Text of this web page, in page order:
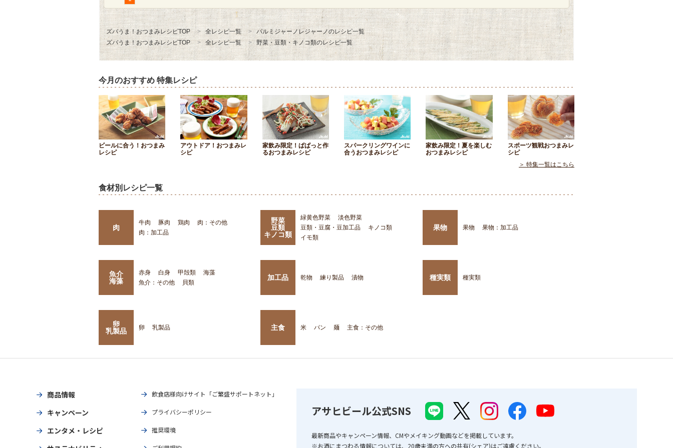
ズバうま！おつまみレシピTOP 全レシピ一覧
パルミジャーノレジャーノのレシピ一覧
ズバうま！おつまみレシピTOP
全レシピ一覧 野菜・豆類・キノコ類のレシピ一覧
今月のおすすめ 特集レシピ
ビールに合う！おつまみ
レシピ
アウトドア！おつまみレ
シピ
家飲み限定！ぱぱっと作
るおつまみレシピ
スパークリングワインに
合うおつまみレシピ
家飲み限定！夏を楽しむ
おつまみレシピ
スポーツ観戦おつまみレ
シピ
＞ 特集一覧はこちら
食材別レシピ一覧
肉
牛肉 豚肉 鶏肉
肉：その他
肉：加工品
野菜
豆類
キノコ類
緑黄色野菜
淡色野菜
豆類・豆腐・豆加工品
キノコ類
イモ類
果物 果物 果物：加工品
魚介
海藻
赤身 白身 甲殻類
海藻
魚介：その他
貝類
加工品 乾物 練り製品 漬物 種実類 種実類
卵
乳製品
卵 乳製品 主食 米 パン 麺 主食：その他
商品情報
キャンペーン
エンタメ・レシピ
飲食店様向けサイト「ご繁盛サポートネット」
プライバシーポリシー
推奨環境
アサヒビール公式SNS
最新商品やキャンペーン情報、CMやメイキング動画などを掲載しています。
※お酒にまつわる情報については、20歳未満の方への共有(シェア)はご遠慮ください。